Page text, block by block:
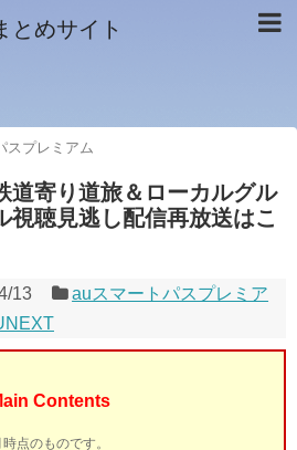
とめサイト
スプレミアム
道寄り道旅＆ローカルグル
視聴見逃し配信再放送はこ
13
auスマートパスプレミア
Contents
点のものです。